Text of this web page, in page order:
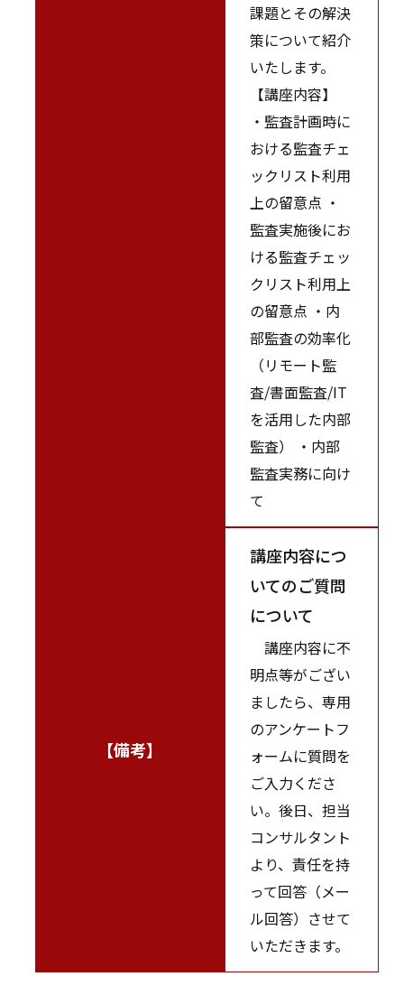
課題とその解決
策について紹介
いたします。
【講座内容】
・監査計画時に
おける監査チェ
ックリスト利用
上の留意点 ・
監査実施後にお
ける監査チェッ
クリスト利用上
の留意点 ・内
部監査の効率化
（リモート監
査/書面監査/IT
を活用した内部
監査） ・内部
監査実務に向け
て
【備考】
講座内容につ
いてのご質問
について
講座内容に不
明点等がござい
ましたら、専用
のアンケートフ
ォームに質問を
ご入力くださ
い。後日、担当
コンサルタント
より、責任を持
って回答（メー
ル回答）させて
いただきます。